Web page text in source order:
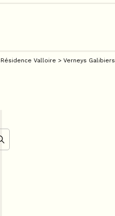
Résidence Valloire > Verneys Galibiers